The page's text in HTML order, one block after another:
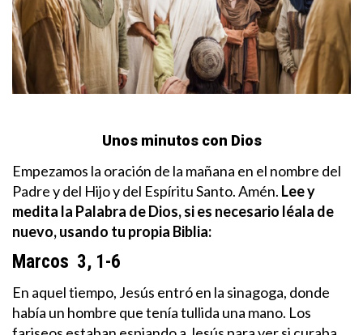
Unos minutos con Dios
Empezamos la oración de la mañana en el nombre del
Padre y del Hijo y del Espíritu Santo. Amén. Lee y
medita la Palabra de Dios, si es necesario léala de
nuevo, usando tu propia Biblia:
Marcos 3, 1-6
En aquel tiempo, Jesús entró en la sinagoga, donde
había un hombre que tenía tullida una mano. Los